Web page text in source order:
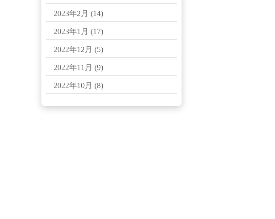
2023年2月 (14)
2023年1月 (17)
2022年12月 (5)
2022年11月 (9)
2022年10月 (8)